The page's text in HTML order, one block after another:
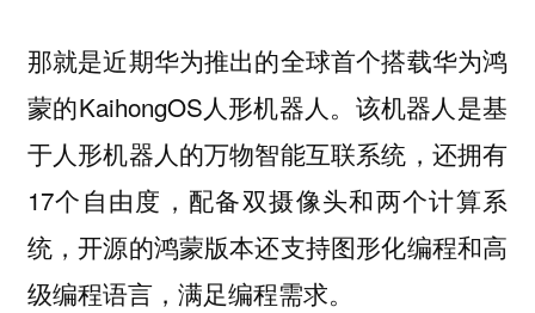
那就是近期华为推出的全球首个搭载华为鸿
蒙的KaihongOS人形机器人。该机器人是基
于人形机器人的万物智能互联系统，还拥有
17个自由度，配备双摄像头和两个计算系
统，开源的鸿蒙版本还支持图形化编程和高
级编程语言，满足编程需求。